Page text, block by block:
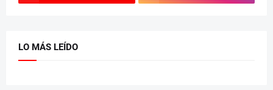
LO MÁS LEÍDO